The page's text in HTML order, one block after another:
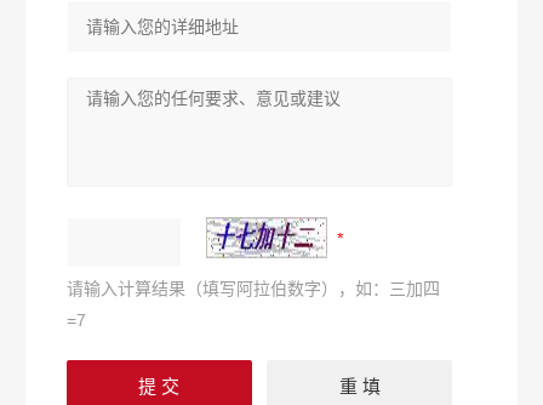
请输入计算结果（填写阿拉伯数字），如：三加四
=7